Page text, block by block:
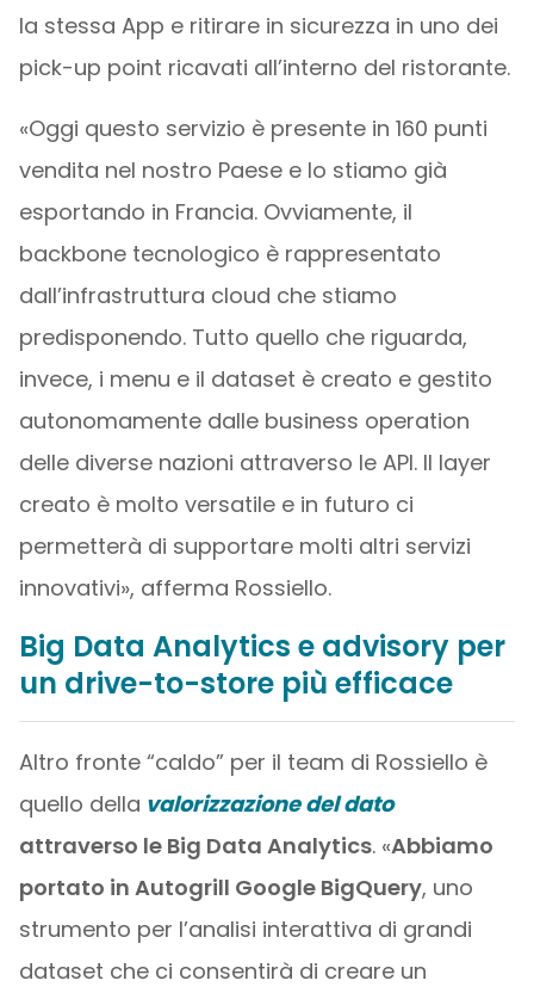
la stessa App e ritirare in sicurezza in uno dei
pick-up point ricavati all’interno del ristorante.
«Oggi questo servizio è presente in 160 punti
vendita nel nostro Paese e lo stiamo già
esportando in Francia. Ovviamente, il
backbone tecnologico è rappresentato
dall’infrastruttura cloud che stiamo
predisponendo. Tutto quello che riguarda,
invece, i menu e il dataset è creato e gestito
autonomamente dalle business operation
delle diverse nazioni attraverso le API. Il layer
creato è molto versatile e in futuro ci
permetterà di supportare molti altri servizi
innovativi», afferma Rossiello.
Big Data Analytics e advisory per
un drive-to-store più efficace
Altro fronte “caldo” per il team di Rossiello è
quello della valorizzazione del dato
attraverso le Big Data Analytics. «Abbiamo
portato in Autogrill Google BigQuery, uno
strumento per l’analisi interattiva di grandi
dataset che ci consentirà di creare un